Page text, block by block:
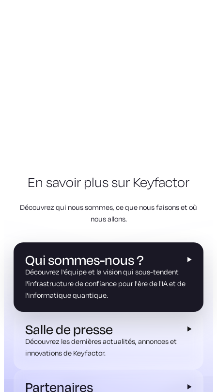
En savoir plus sur Keyfactor
Découvrez qui nous sommes, ce que nous faisons et où
nous allons.
Qui sommes-nous ?
Découvrez l'équipe et la vision qui sous-tendent
l'infrastructure de confiance pour l'ère de l'IA et de
l'informatique quantique.
Salle de presse
Découvrez les dernières actualités, annonces et
innovations de Keyfactor.
Partenaires